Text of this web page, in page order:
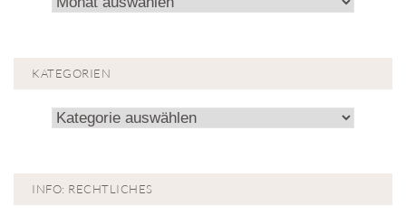
Archiv!
KATEGORIEN
Kategorien
INFO: RECHTLICHES